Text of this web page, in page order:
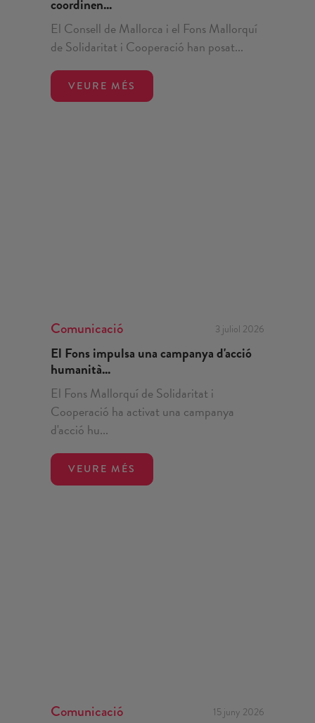
coordinen...
El Consell de Mallorca i el Fons Mallorquí
de Solidaritat i Cooperació han posat...
VEURE MÉS
Comunicació 3 juliol 2026
El Fons impulsa una campanya d'acció
humanità...
El Fons Mallorquí de Solidaritat i
Cooperació ha activat una campanya
d'acció hu...
VEURE MÉS
Comunicació 15 juny 2026